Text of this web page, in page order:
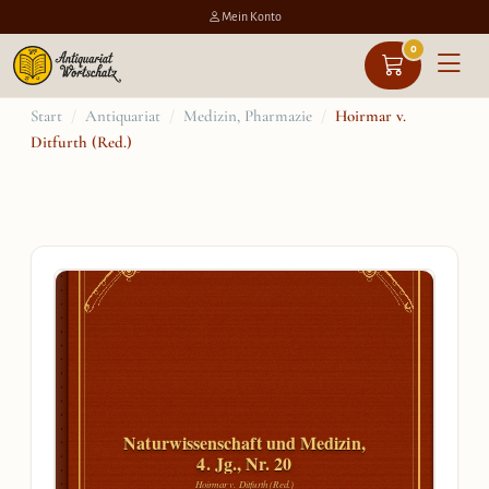
Mein Konto
0
Zum
Inhalt
Start / Antiquariat / Medizin, Pharmazie / Hoirmar v.
Ditfurth (Red.)
Naturwissenschaft und Medizin,
4. Jg., Nr. 20
Hoirmar v. Ditfurth (Red.)